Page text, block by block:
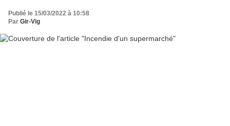
Publié le 15/03/2022 à 10:58
Par Gir-Vig